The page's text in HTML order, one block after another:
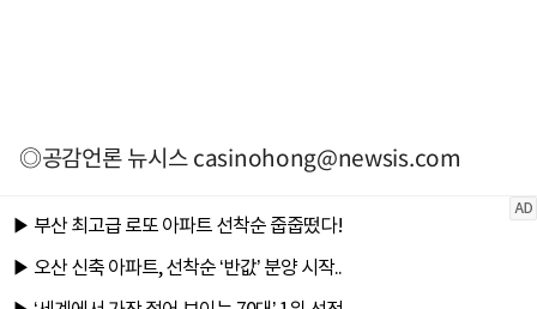
◎공감언론 뉴시스casinohong@newsis.com